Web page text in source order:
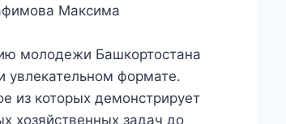
Максима
молодежи Башкортостана
увлекательном формате.
из которых демонстрирует
хозяйственных задач до